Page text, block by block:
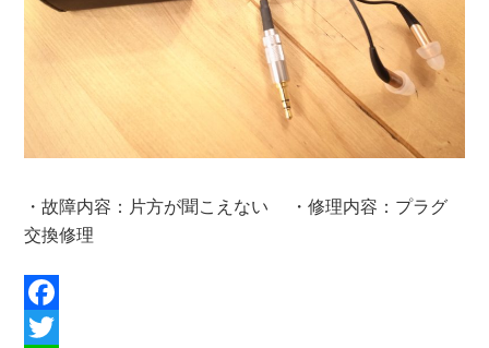
・故障内容：片方が聞こえない ・修理内容：プラグ
交換修理
Facebook